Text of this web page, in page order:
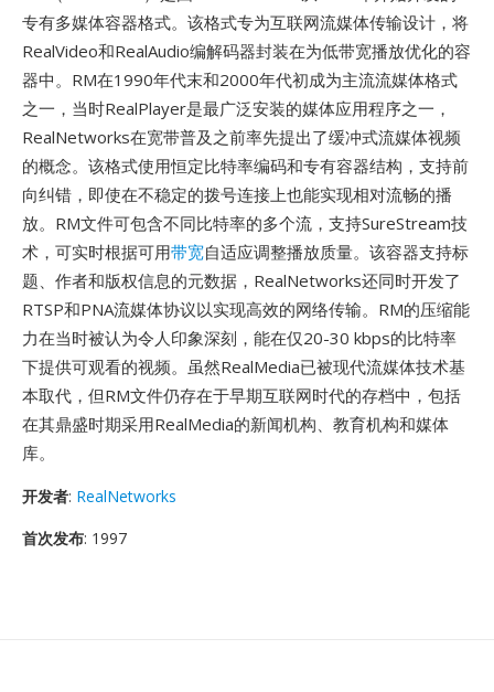
专有多媒体容器格式。该格式专为互联网流媒体传输设计，将
RealVideo和RealAudio编解码器封装在为低带宽播放优化的容
器中。RM在1990年代末和2000年代初成为主流流媒体格式
之一，当时RealPlayer是最广泛安装的媒体应用程序之一，
RealNetworks在宽带普及之前率先提出了缓冲式流媒体视频
的概念。该格式使用恒定比特率编码和专有容器结构，支持前
向纠错，即使在不稳定的拨号连接上也能实现相对流畅的播
放。RM文件可包含不同比特率的多个流，支持SureStream技
术，可实时根据可用带宽自适应调整播放质量。该容器支持标
题、作者和版权信息的元数据，RealNetworks还同时开发了
RTSP和PNA流媒体协议以实现高效的网络传输。RM的压缩能
力在当时被认为令人印象深刻，能在仅20-30 kbps的比特率
下提供可观看的视频。虽然RealMedia已被现代流媒体技术基
本取代，但RM文件仍存在于早期互联网时代的存档中，包括
在其鼎盛时期采用RealMedia的新闻机构、教育机构和媒体
库。
开发者: RealNetworks
首次发布: 1997